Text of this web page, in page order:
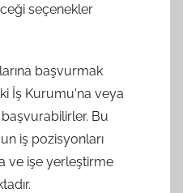
seçenekler
başvurmak
İş Kurumu'na veya
Bu
iş pozisyonları
ve işe yerleştirme